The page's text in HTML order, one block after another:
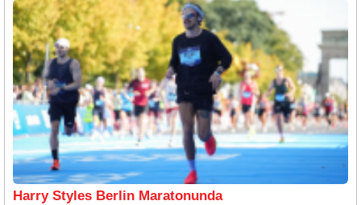
Harry Styles Berlin Maratonunda